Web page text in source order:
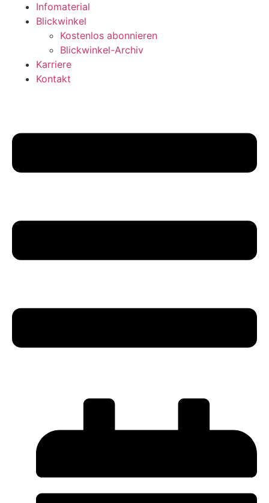
Infomaterial
Blickwinkel
Kostenlos abonnieren
Blickwinkel-Archiv
Karriere
Kontakt